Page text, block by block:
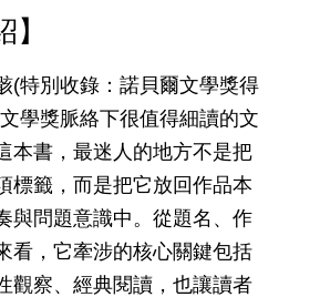
】
(特別收錄：諾貝爾文學獎得
學獎脈絡下很值得細讀的文
本書，最迷人的地方不是把
標籤，而是把它放回作品本
與問題意識中。從題名、作
看，它牽涉的核心關鍵包括
觀察、經典閱讀，也讓讀者